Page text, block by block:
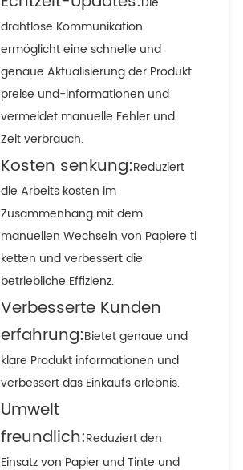
drahtlose Kommunikation
ermöglicht eine schnelle und
genaue Aktualisierung der Produkt
preise und-informationen und
vermeidet manuelle Fehler und
Zeit verbrauch.
Kosten senkung:Reduziert
die Arbeits kosten im
Zusammenhang mit dem
manuellen Wechseln von Papiere ti
ketten und verbessert die
betriebliche Effizienz.
Verbesserte Kunden
erfahrung:Bietet genaue und
klare Produkt informationen und
verbessert das Einkaufs erlebnis.
Umwelt
freundlich:Reduziert den
Einsatz von Papier und Tinte und